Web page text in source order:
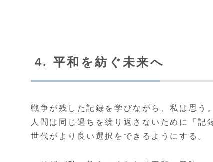
4. 平和を紡ぐ未来へ
戦争が残した記録を学びながら、私は思う。
人間は同じ過ちを繰り返さないために「
世代がより良い選択をできるようにする。